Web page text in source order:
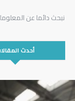
نبحث دائما عن
أحدث
02
Aug